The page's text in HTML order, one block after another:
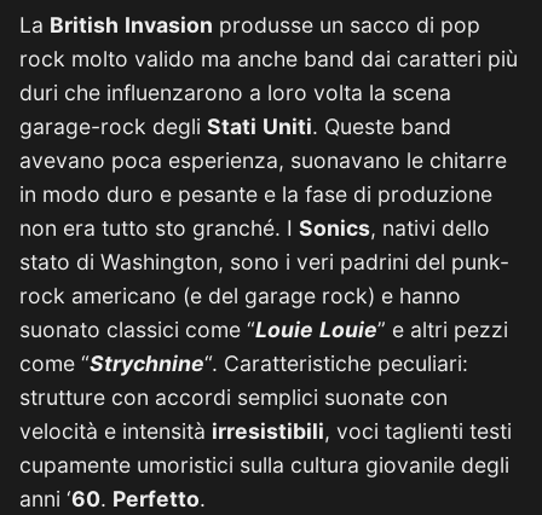
La British Invasion produsse un sacco di pop
rock molto valido ma anche band dai caratteri più
duri che influenzarono a loro volta la scena
garage-rock degli Stati Uniti. Queste band
avevano poca esperienza, suonavano le chitarre
in modo duro e pesante e la fase di produzione
non era tutto sto granché. I Sonics, nativi dello
stato di Washington, sono i veri padrini del punk-
rock americano (e del garage rock) e hanno
suonato classici come “Louie Louie” e altri pezzi
come “Strychnine“. Caratteristiche peculiari:
strutture con accordi semplici suonate con
velocità e intensità irresistibili, voci taglienti testi
cupamente umoristici sulla cultura giovanile degli
anni ‘60. Perfetto.